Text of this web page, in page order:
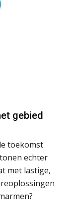
gebied
toekomst
echter
met lastige,
je dat oplost)
| Met
wat verandert
finance team
Zo
structureel.
als